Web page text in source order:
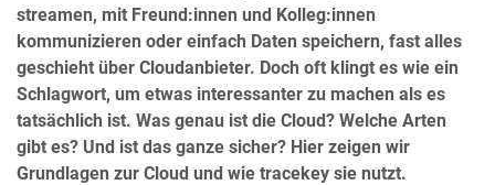
streamen, mit Freund:innen und Kolleg:innen
kommunizieren oder einfach Daten speichern, fast alles
geschieht über Cloudanbieter. Doch oft klingt es wie ein
Schlagwort, um etwas interessanter zu machen als es
tatsächlich ist. Was genau ist die Cloud? Welche Arten
gibt es? Und ist das ganze sicher? Hier zeigen wir
Grundlagen zur Cloud und wie tracekey sie nutzt.